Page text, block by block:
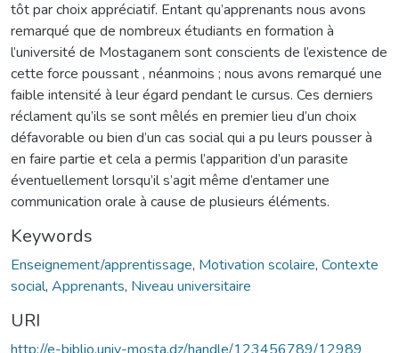
tôt par choix appréciatif. Entant qu’apprenants nous avons
remarqué que de nombreux étudiants en formation à
l’université de Mostaganem sont conscients de l’existence de
cette force poussant , néanmoins ; nous avons remarqué une
faible intensité à leur égard pendant le cursus. Ces derniers
réclament qu’ils se sont mêlés en premier lieu d’un choix
défavorable ou bien d’un cas social qui a pu leurs pousser à
en faire partie et cela a permis l’apparition d’un parasite
éventuellement lorsqu’il s’agit même d’entamer une
communication orale à cause de plusieurs éléments.
Keywords
Enseignement/apprentissage, Motivation scolaire, Contexte
social, Apprenants, Niveau universitaire
URI